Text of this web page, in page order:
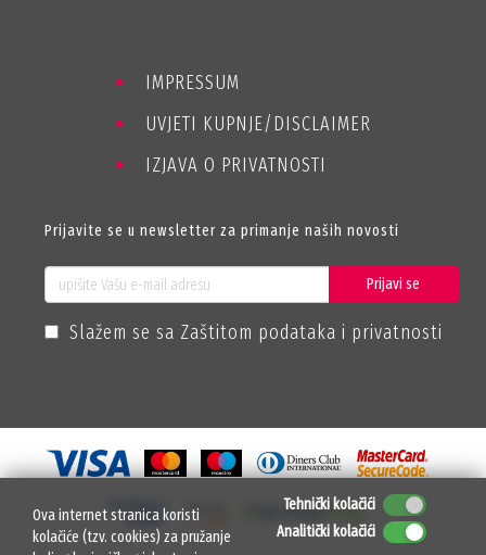
IMPRESSUM
UVJETI KUPNJE/DISCLAIMER
IZJAVA O PRIVATNOSTI
Prijavite se u newsletter za primanje naših novosti
Prijavi se
Slažem se sa Zaštitom podataka i privatnosti
Ova internet stranica koristi
kolačiće (tzv. cookies) za pružanje
Tehnički kolačići
Analitički kolačići